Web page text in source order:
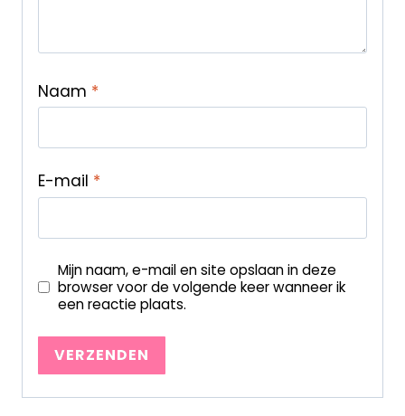
Naam *
E-mail *
Mijn naam, e-mail en site opslaan in deze
browser voor de volgende keer wanneer ik
een reactie plaats.